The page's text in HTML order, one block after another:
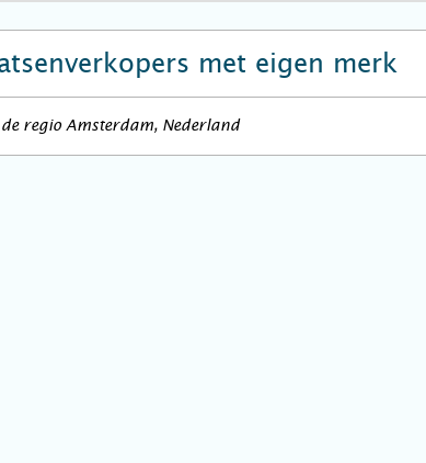
met eigen merk
regio Amsterdam, Nederland